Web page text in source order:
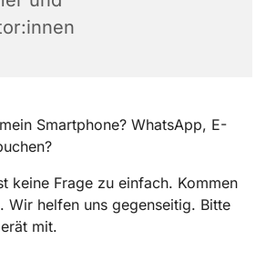
Smartphone? WhatsApp, E-
keine Frage zu einfach. Kommen
Wir helfen uns gegenseitig. Bitte
mit.